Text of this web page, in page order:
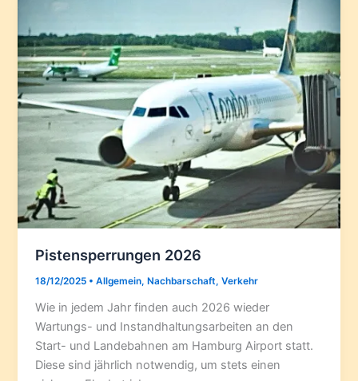
Pistensperrungen 2026
18/12/2025 •Allgemein, Nachbarschaft,Verkehr
Wie in jedem Jahr finden auch 2026 wieder
Wartungs- und Instandhaltungsarbeiten an den
Start- und Landebahnen am Hamburg Airport statt.
Diese sind jährlich notwendig, um stets einen